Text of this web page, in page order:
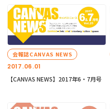
2017.06.01
会報誌CANVAS NEWS
【CANVAS NEWS】2017年6・7月号